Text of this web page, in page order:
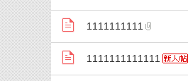
1111111111
1111111111111